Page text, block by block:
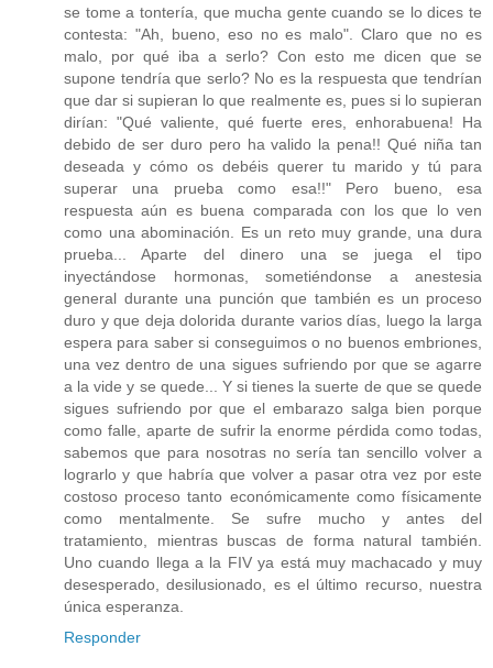
se tome a tontería, que mucha gente cuando se lo dices te
contesta: "Ah, bueno, eso no es malo". Claro que no es
malo, por qué iba a serlo? Con esto me dicen que se
supone tendría que serlo? No es la respuesta que tendrían
que dar si supieran lo que realmente es, pues si lo supieran
dirían: "Qué valiente, qué fuerte eres, enhorabuena! Ha
debido de ser duro pero ha valido la pena!! Qué niña tan
deseada y cómo os debéis querer tu marido y tú para
superar una prueba como esa!!" Pero bueno, esa
respuesta aún es buena comparada con los que lo ven
como una abominación. Es un reto muy grande, una dura
prueba... Aparte del dinero una se juega el tipo
inyectándose hormonas, sometiéndonse a anestesia
general durante una punción que también es un proceso
duro y que deja dolorida durante varios días, luego la larga
espera para saber si conseguimos o no buenos embriones,
una vez dentro de una sigues sufriendo por que se agarre
a la vide y se quede... Y si tienes la suerte de que se quede
sigues sufriendo por que el embarazo salga bien porque
como falle, aparte de sufrir la enorme pérdida como todas,
sabemos que para nosotras no sería tan sencillo volver a
lograrlo y que habría que volver a pasar otra vez por este
costoso proceso tanto económicamente como físicamente
como mentalmente. Se sufre mucho y antes del
tratamiento, mientras buscas de forma natural también.
Uno cuando llega a la FIV ya está muy machacado y muy
desesperado, desilusionado, es el último recurso, nuestra
única esperanza.
Responder